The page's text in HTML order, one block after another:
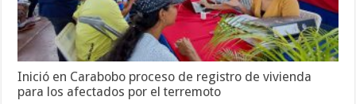
Inició en Carabobo proceso de registro de vivienda
para los afectados por el terremoto